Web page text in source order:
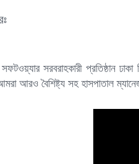
সরবরাহকারী প্রতিষ্ঠান
আরও বৈশিষ্ট্য সহ হাসপাতাল